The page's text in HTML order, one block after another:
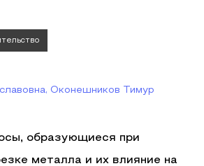
Оконешников Тимур
образующиеся при
металла и их влияние на